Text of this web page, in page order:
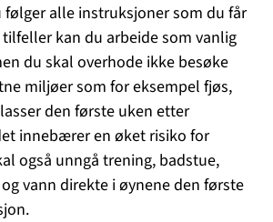
følger alle instruksjoner som du får
tilfeller kan du arbeide som vanlig
du skal overhode ikke besøke
miljøer som for eksempel fjøs,
den første uken etter
innebærer en øket risiko for
også unngå trening, badstue,
vann direkte i øynene den første